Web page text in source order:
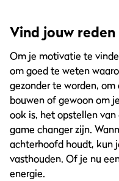
Vind jouw
Om je motivatie te
om goed te weten
gezonder te worden,
bouwen of gewoon om
ook is, het opstellen
game changer zijn.
achterhoofd houdt, kun
vasthouden. Of je nu
energie.